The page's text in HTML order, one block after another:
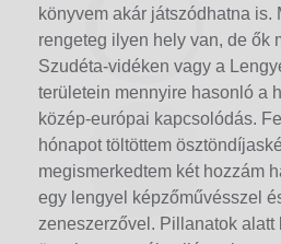
könyvem akár játszódhatna is.
rengeteg ilyen hely van, de ők
Szudéta-vidéken vagy a
területein mennyire hasonló a
közép-európai kapcsolódás.
hónapot töltöttem
megismerkedtem két hozzám
egy lengyel képzőművésszel
zeneszerzővel. Pillanatok alatt